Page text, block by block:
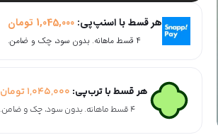
هر قسط با اسنپ‌پی:1,045,000 تومان
۴ قسط ماهانه. بدون سود، چک و ضامن.
هر قسط با ترب‌پی: 1,045,000تومان
۴ قسط ماهانه. بدون سود، چک و ضامن.